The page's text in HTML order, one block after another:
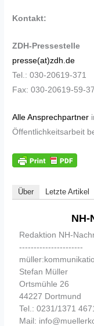
Kontakt:
ZDH-Pressestelle
presse(at)zdh.de
Tel.: 030-20619-371
Fax: 030-20619-59-
Alle Ansprechpartner
Öffentlichkeitsarbeit
Über Letzte Artikel
NH-
Redaktion NH-
----------------------
Stefan Müller
Ortsmühle 26
44227 Dortmund
Tel.: 0231/1371
Mail: